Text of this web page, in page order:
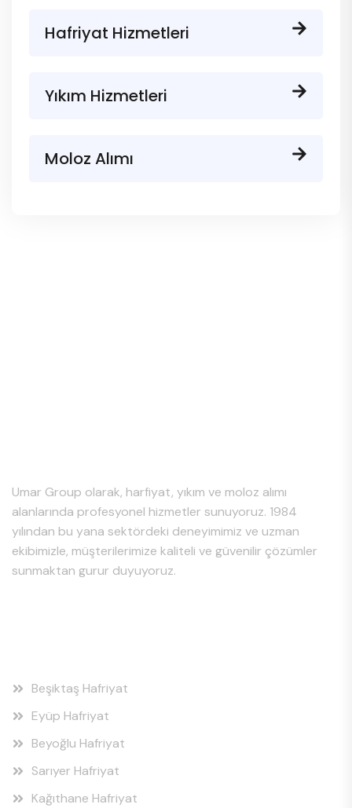
Hafriyat Hizmetleri
Yıkım Hizmetleri
Moloz Alımı
Umar Group olarak, harfiyat, yıkım ve moloz alımı
alanlarında profesyonel hizmetler sunuyoruz. 1984
yılından bu yana sektördeki deneyimimiz ve uzman
ekibimizle, müşterilerimize kaliteli ve güvenilir çözümler
sunmaktan gurur duyuyoruz.
Beşiktaş Hafriyat
Eyüp Hafriyat
Beyoğlu Hafriyat
Sarıyer Hafriyat
Kağıthane Hafriyat